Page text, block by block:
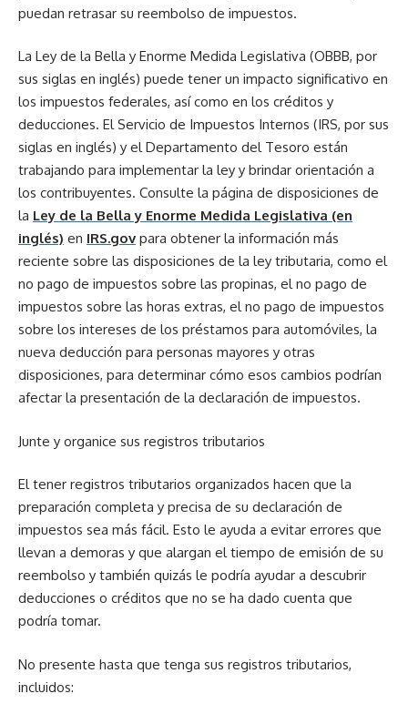
puedan retrasar su reembolso de impuestos.
La Ley de la Bella y Enorme Medida Legislativa (OBBB, por
sus siglas en inglés) puede tener un impacto significativo en
los impuestos federales, así como en los créditos y
deducciones. El Servicio de Impuestos Internos (IRS, por sus
siglas en inglés) y el Departamento del Tesoro están
trabajando para implementar la ley y brindar orientación a
los contribuyentes. Consulte la página de disposiciones de
la Ley de la Bella y Enorme Medida Legislativa (en
inglés) en IRS.gov para obtener la información más
reciente sobre las disposiciones de la ley tributaria, como el
no pago de impuestos sobre las propinas, el no pago de
impuestos sobre las horas extras, el no pago de impuestos
sobre los intereses de los préstamos para automóviles, la
nueva deducción para personas mayores y otras
disposiciones, para determinar cómo esos cambios podrían
afectar la presentación de la declaración de impuestos.
Junte y organice sus registros tributarios
El tener registros tributarios organizados hacen que la
preparación completa y precisa de su declaración de
impuestos sea más fácil. Esto le ayuda a evitar errores que
llevan a demoras y que alargan el tiempo de emisión de su
reembolso y también quizás le podría ayudar a descubrir
deducciones o créditos que no se ha dado cuenta que
podría tomar.
No presente hasta que tenga sus registros tributarios,
incluidos: